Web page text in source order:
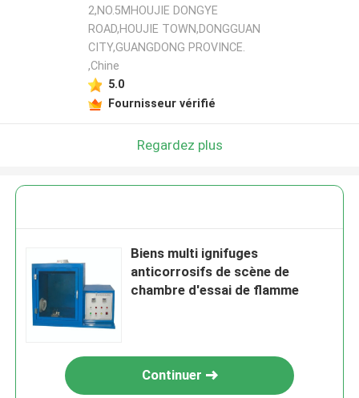
2,NO.5MHOUJIE DONGYE
ROAD,HOUJIE TOWN,DONGGUAN
CITY,GUANGDONG PROVINCE.
,Chine
5.0
Fournisseur vérifié
Regardez plus
Biens multi ignifuges
anticorrosifs de scène de
chambre d'essai de flamme
Continuer